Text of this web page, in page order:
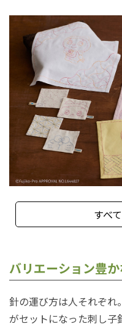
すべ
バリエーション豊
針の運び方は人それぞ
がセットになった刺し子